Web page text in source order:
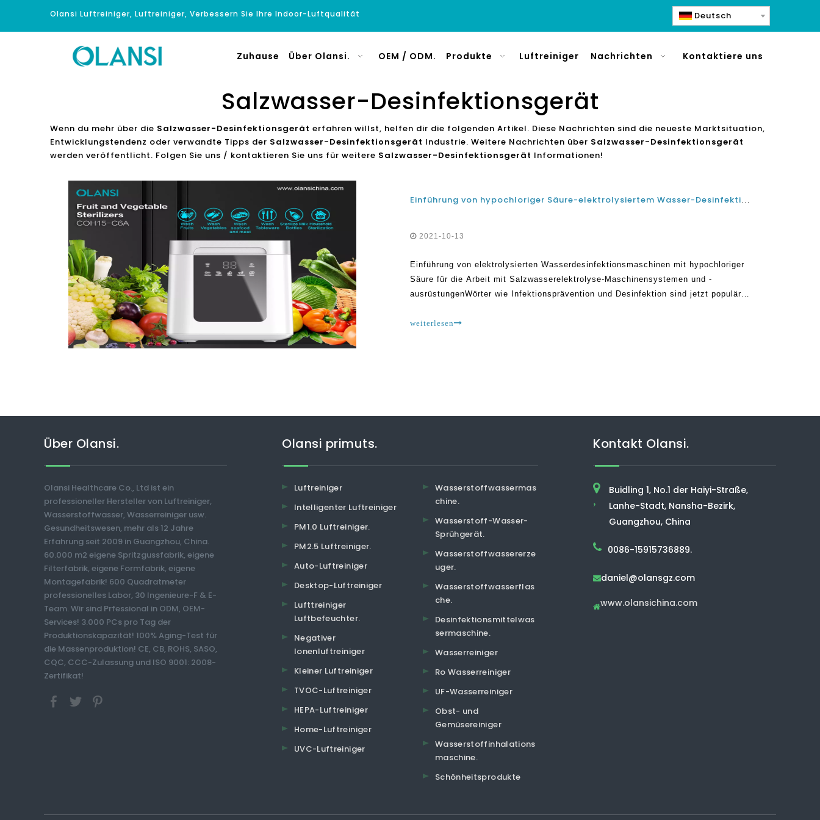
Olansi Luftreiniger, Luftreiniger, Verbessern Sie Ihre Indoor-Luftqualität Deutsch
Zuhause Über Olansi. OEM / ODM. Produkte Luftreiniger Nachrichten Kontaktiere uns
Salzwasser-Desinfektionsgerät
Wenn du mehr über die Salzwasser-Desinfektionsgerät erfahren willst, helfen dir die folgenden Artikel. Diese Nachrichten sind die neueste Marktsituation,
Entwicklungstendenz oder verwandte Tipps der Salzwasser-Desinfektionsgerät Industrie. Weitere Nachrichten über Salzwasser-Desinfektionsgerät
werden veröffentlicht. Folgen Sie uns / kontaktieren Sie uns für weitere Salzwasser-Desinfektionsgerät Informationen!
Einführung von hypochloriger Säure-elektrolysiertem Wasser-Desinfektionsmittel-Maschinenarbeit mit Salzwasser-Elektrolyse-Maschinensystem und -Ausrüstungen
2021-10-13
Einführung von elektrolysierten Wasserdesinfektionsmaschinen mit hypochloriger
Säure für die Arbeit mit Salzwasserelektrolyse-Maschinensystemen und -
ausrüstungenWörter wie Infektionsprävention und Desinfektion sind jetzt populär
Herausforderungen anpassen
weiterlesen
Über Olansi.
Olansi Healthcare Co., Ltd ist ein
professioneller Hersteller von Luftreiniger,
Wasserstoffwasser, Wasserreiniger usw.
Gesundheitswesen, mehr als 12 Jahre
Erfahrung seit 2009 in Guangzhou, China.
60.000 m2 eigene Spritzgussfabrik, eigene
Filterfabrik, eigene Formfabrik, eigene
Montagefabrik! 600 Quadratmeter
professionelles Labor, 30 Ingenieure-F & E-
Team. Wir sind Prfessional in ODM, OEM-
Services! 3.000 PCs pro Tag der
Produktionskapazität! 100% Aging-Test für
die Massenproduktion! CE, CB, ROHS, SASO,
CQC, CCC-Zulassung und ISO 9001: 2008-
Zertifikat!
Olansi primuts.
Luftreiniger
Intelligenter Luftreiniger
PM1.0 Luftreiniger.
PM2.5 Luftreiniger.
Auto-Luftreiniger
Desktop-Luftreiniger
Lufttreiniger
Luftbefeuchter.
Negativer
Ionenluftreiniger
Kleiner Luftreiniger
TVOC-Luftreiniger
HEPA-Luftreiniger
Home-Luftreiniger
UVC-Luftreiniger
Wasserstoffwassermas
chine.
Wasserstoff-Wasser-
Sprühgerät.
Wasserstoffwassererze
uger.
Wasserstoffwasserflas
che.
Desinfektionsmittelwas
sermaschine.
Wasserreiniger
Ro Wasserreiniger
UF-Wasserreiniger
Obst- und
Gemüsereiniger
Wasserstoffinhalations
maschine.
Schönheitsprodukte
Kontakt Olansi.
,
Buidling 1, No.1 der Haiyi-Straße,
Lanhe-Stadt, Nansha-Bezirk,
Guangzhou, China
0086-15915736889.
daniel@olansgz.com
www.olansichina.com